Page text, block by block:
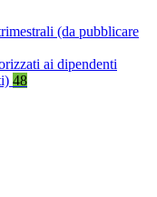
(da pubblicare
ai dipendenti
48